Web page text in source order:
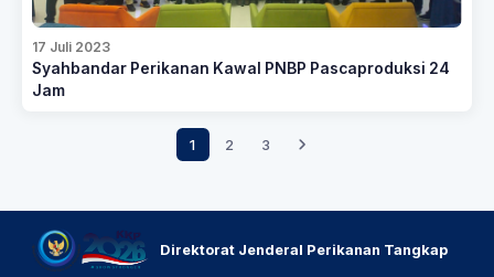
17 Juli 2023
Syahbandar Perikanan Kawal PNBP Pascaproduksi 24
Jam
1 2 3
Direktorat Jenderal Perikanan Tangkap